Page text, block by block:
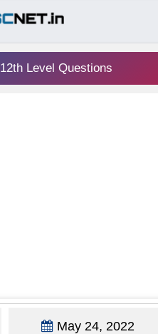
12th Level Questions
May 24, 2022